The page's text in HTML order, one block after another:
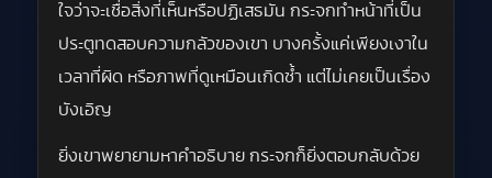
ใจว่าจะเชื่อสิ่งที่เห็นหรือปฏิเสธมัน กระจกทำหน้าที่เป็น
ประตูทดสอบความกลัวของเขา บางครั้งแค่เพียงเงาใน
เวลาที่ผิด หรือภาพที่ดูเหมือนเกิดซ้ำ แต่ไม่เคยเป็นเรื่อง
บังเอิญ
ยิ่งเขาพยายามหาคำอธิบาย กระจกก็ยิ่งตอบกลับด้วย